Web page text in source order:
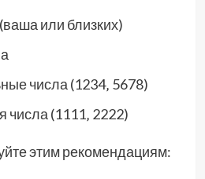
или близких)
числа (1234‚ 5678)
(1111‚ 2222)
этим рекомендациям: